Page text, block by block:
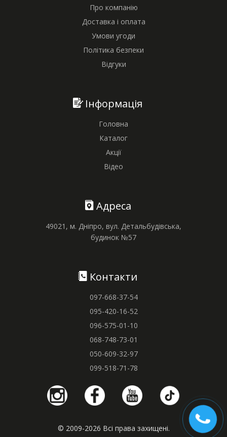
Про компанію
Доставка і оплата
Умови угоди
Політика безпеки
Відгуки
Інформація
Головна
Каталог
Акції
Відео
Адреса
49021, м. Дніпро, вул. Детальбудівська,
будинок №57
Контакти
097-668-37-54
095-420-16-52
096-575-01-10
068-748-73-01
050-609-32-97
099-518-71-78
© 2009-2026 Всі права захищені.